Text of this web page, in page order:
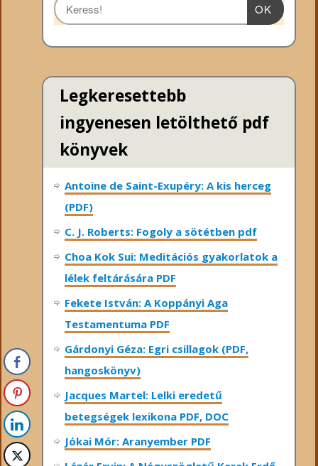
OK
Legkeresettebb
ingyenesen letölthető pdf
könyvek
Antoine de Saint-Exupéry: A kis herceg
(PDF)
C. J. Roberts: Fogoly a sötétben pdf
Choa Kok Sui: Meditációs gyakorlatok a
lélek feltárására PDF
Fekete István: A Koppányi Aga
Testamentuma PDF
Gárdonyi Géza: Egri csillagok (PDF,
hangoskönyv)
Jacques Martel: Lelki eredetű
betegségek lexikona PDF, DOC
Jókai Mór: Aranyember PDF